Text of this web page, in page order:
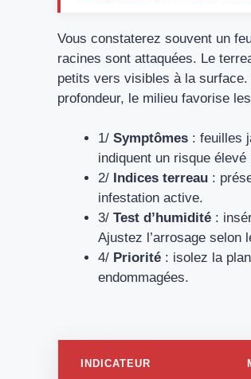
Vous constaterez souvent un
racines sont attaquées. Le
petits vers visibles à la
profondeur, le milieu favorise
1/ Symptômes : feuilles
indiquent un risque élevé
2/ Indices terreau :
infestation active.
3/ Test d’humidité :
Ajustez l’arrosage selon
4/ Priorité : isolez la
endommagées.
INDICATEUR